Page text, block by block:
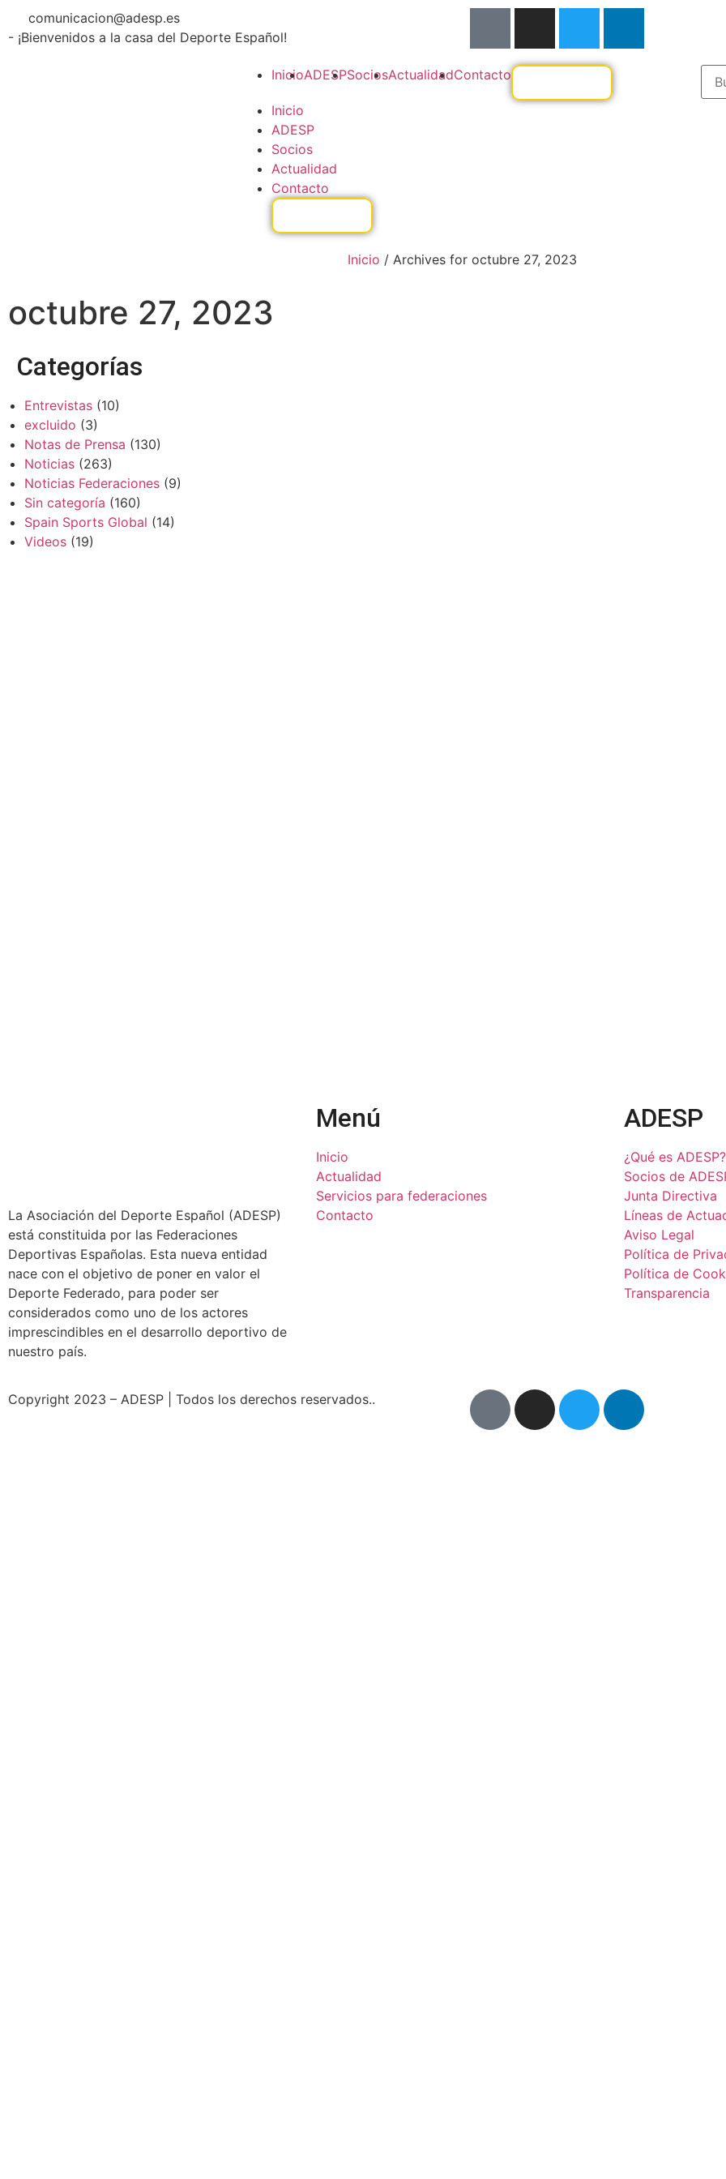
comunicacion@adesp.es
- ¡Bienvenidos a la casa del Deporte Español!
InicioADESPSociosActualidadContacto
Inicio
ADESP
Socios
Actualidad
Contacto
Inicio / Archives for octubre 27, 2023
octubre 27, 2023
Categorías
Entrevistas (10)
excluido (3)
Notas de Prensa (130)
Noticias (263)
Noticias Federaciones (9)
Sin categoría (160)
Spain Sports Global (14)
Videos (19)
La Asociación del Deporte Español (ADESP)
está constituida por las Federaciones
Deportivas Españolas. Esta nueva entidad
nace con el objetivo de poner en valor el
Deporte Federado, para poder ser
considerados como uno de los actores
imprescindibles en el desarrollo deportivo de
nuestro país.
Menú
Inicio
Actualidad
Servicios para federaciones
Contacto
ADESP
¿Qué es ADESP?
Socios de
Junta Directiva
Líneas de
Aviso Legal
Política de
Política de
Transparencia
Copyright 2023 – ADESP | Todos los derechos reservados..